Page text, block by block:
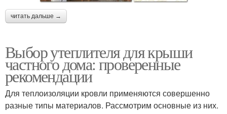
читать дальше →
Выбор утеплителя для крыши
частного дома: проверенные
рекомендации
Для теплоизоляции кровли применяются совершенно
разные типы материалов. Рассмотрим основные из них.